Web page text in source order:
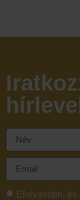
Elolvastam,